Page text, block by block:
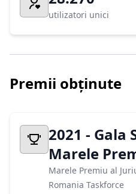
utilizatori unici
Premii obținute
Marele Premiu al
Romania Taskforce
2021 - Gala
Marele